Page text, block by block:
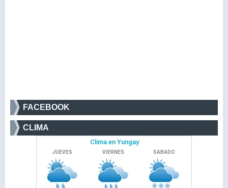
FACEBOOK
CLIMA